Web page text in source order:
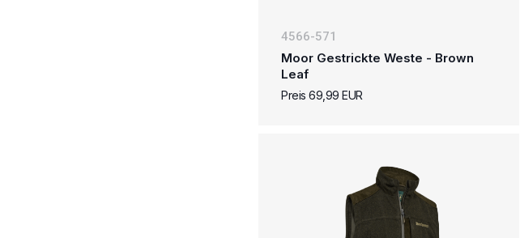
4566-571
Moor Gestrickte Weste - Brown
Leaf
Preis 69,99 EUR